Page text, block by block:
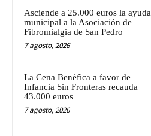
Asciende a 25.000 euros la ayuda
municipal a la Asociación de
Fibromialgia de San Pedro
7 agosto, 2026
La Cena Benéfica a favor de
Infancia Sin Fronteras recauda
43.000 euros
7 agosto, 2026